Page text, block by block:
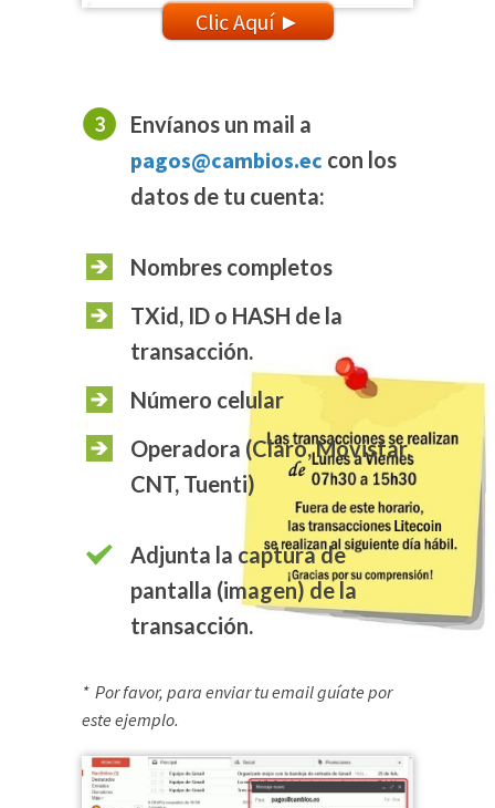
Clic Aquí ►
Envíanos un mail a
pagos@cambios.ec con los
datos de tu cuenta:
Nombres completos
TXid, ID o HASH de la
transacción.
Número celular
Operadora (Claro, Movistar,
CNT, Tuenti)
Adjunta la captura de
pantalla (imagen) de la
transacción.
* Por favor, para enviar tu email guíate por
este ejemplo.